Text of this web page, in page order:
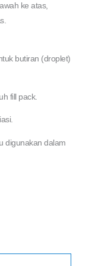
ke atas,
butiran (droplet)
fill pack.
digunakan dalam